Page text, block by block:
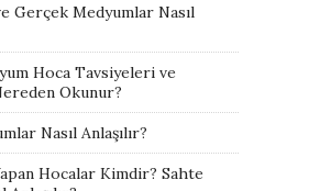
Gerçek Medyumlar Nasıl
Hoca Tavsiyeleri ve
Okunur?
Nasıl Anlaşılır?
Hocalar Kimdir? Sahte